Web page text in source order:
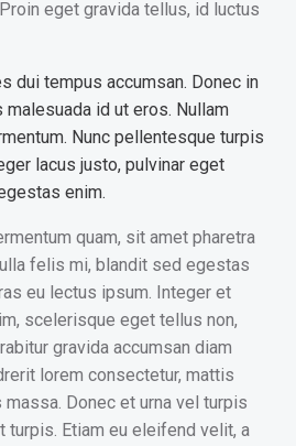
eget gravida tellus, id luctus
dui tempus accumsan. Donec in
id ut eros. Nullam
Nunc pellentesque turpis
lacus justo, pulvinar eget
enim.
quam, sit amet pharetra
felis mi, blandit sed egestas
eu lectus ipsum. Integer et
scelerisque eget tellus non,
gravida accumsan diam
lorem consectetur, mattis
Donec et urna vel turpis
turpis. Etiam eu eleifend velit, a